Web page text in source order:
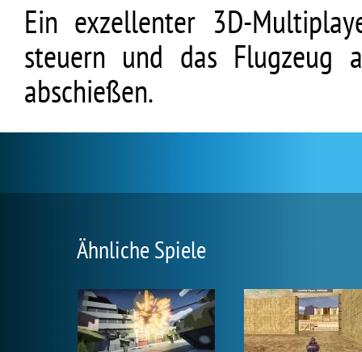
Ein exzellenter 3D-
steuern und das Flugzeug
abschießen.
Ähnliche Spiele